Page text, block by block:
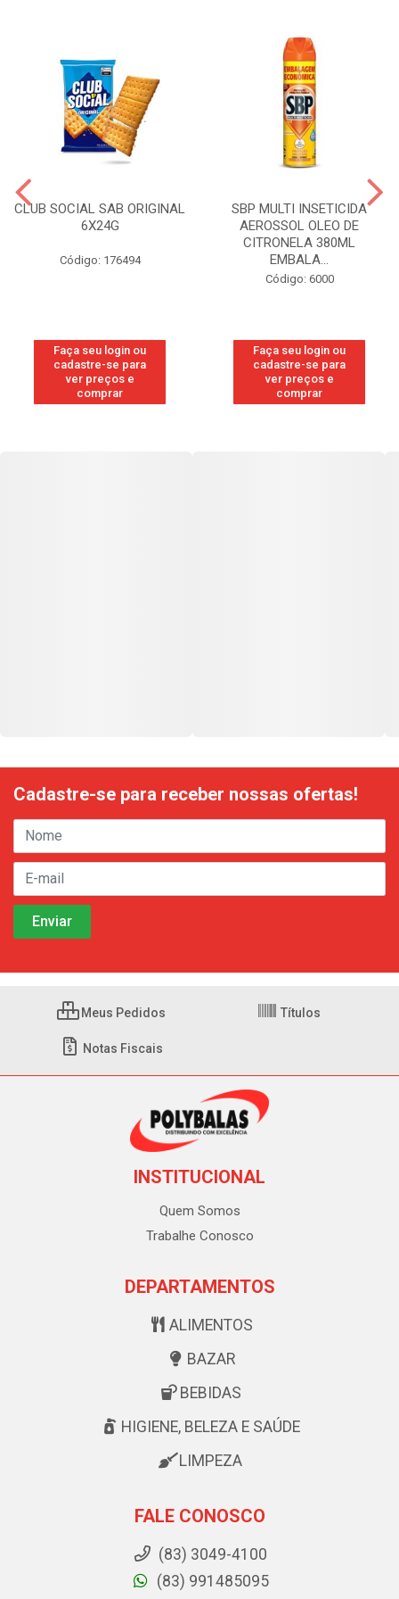
CLUB SOCIAL SAB ORIGINAL
6X24G
Código: 176494
Faça seu login ou
cadastre-se para
ver preços e
comprar
SBP MULTI INSETICIDA
AEROSSOL OLEO DE
CITRONELA 380ML
EMBALA...
Código: 6000
Faça seu login ou
cadastre-se para
ver preços e
comprar
Cadastre-se para receber nossas ofertas!
Meus Pedidos Títulos
Notas Fiscais
INSTITUCIONAL
Quem Somos
Trabalhe Conosco
DEPARTAMENTOS
ALIMENTOS
BAZAR
BEBIDAS
HIGIENE, BELEZA E SAÚDE
LIMPEZA
FALE CONOSCO
(83) 3049-4100
(83) 991485095